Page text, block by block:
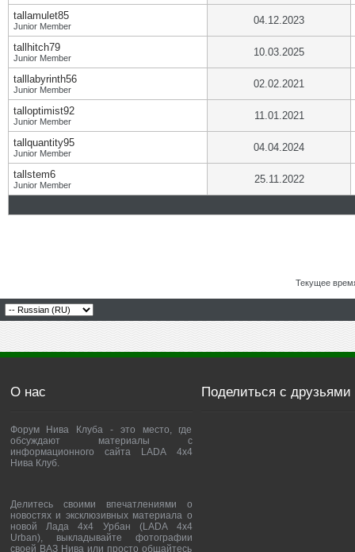
tallamulet85
Junior Member 04.12.2023
tallhitch79
Junior Member 10.03.2025
talllabyrinth56
Junior Member 02.02.2021
talloptimist92
Junior Member 11.01.2021
tallquantity95
Junior Member 04.04.2024
tallstem6
Junior Member 25.11.2022
Текущее
О нас
Форум Нива Клуба - это место, где
обсуждают материалы с
информационного сайта LADA 4x4
Нива Клуб.
Делитесь своими впечатлениями о
новостях и эксклюзивных материала о
новой Лада 4х4 Урбан (LADA 4x4
Urban), выкладывайте фотографии
своей ВАЗ Нива или просто общайтесь
Поделиться с друзьями